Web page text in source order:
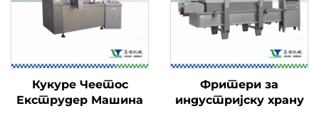
Кукуре Чеетос
Екструдер Машина
Фритери за
индустријску храну